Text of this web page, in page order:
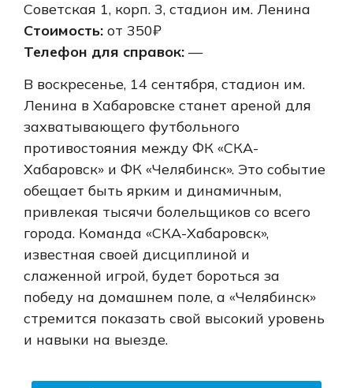
Советская 1, корп. 3, стадион им. Ленина
Стоимость: от 350₽
Телефон для справок: —
В воскресенье, 14 сентября, стадион им.
Ленина в Хабаровске станет ареной для
захватывающего футбольного
противостояния между ФК «СКА-
Хабаровск» и ФК «Челябинск». Это событие
обещает быть ярким и динамичным,
привлекая тысячи болельщиков со всего
города. Команда «СКА-Хабаровск»,
известная своей дисциплиной и
слаженной игрой, будет бороться за
победу на домашнем поле, а «Челябинск»
стремится показать свой высокий уровень
и навыки на выезде.